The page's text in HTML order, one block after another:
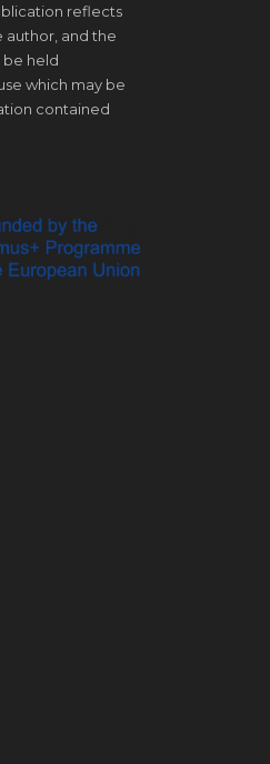
reflects
author, and the
be held
which may be
contained